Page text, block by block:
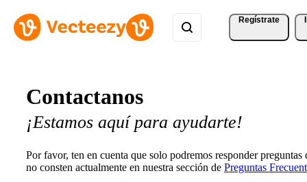
Regístrate
Contactanos
¡Estamos aquí para ayudarte!
Por favor, ten en cuenta que solo podremos responder preguntas
no consten actualmente en nuestra sección de Preguntas